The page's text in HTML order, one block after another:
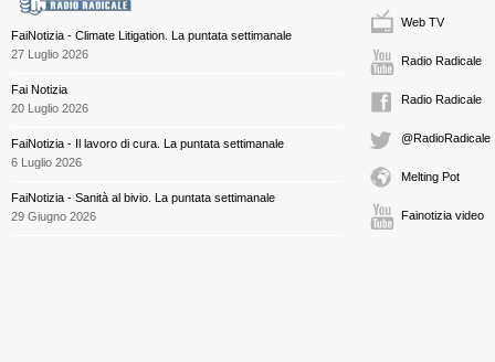
FaiNotizia - Climate Litigation. La puntata settimanale
27 Luglio 2026
Fai Notizia
20 Luglio 2026
FaiNotizia - Il lavoro di cura. La puntata settimanale
6 Luglio 2026
FaiNotizia - Sanità al bivio. La puntata settimanale
29 Giugno 2026
Web TV
Radio Radicale
Radio Radicale
@RadioRadicale
Melting Pot
Fainotizia video